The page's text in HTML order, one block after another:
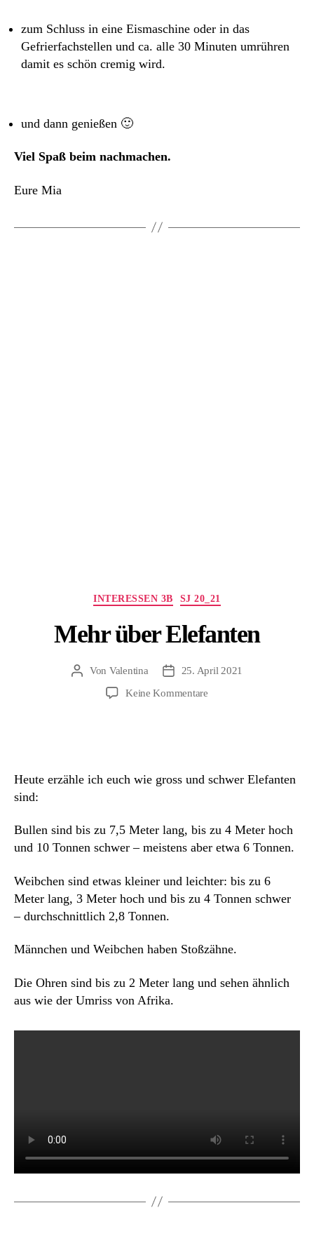
zum Schluss in eine Eismaschine oder in das
Gefrierfachstellen und ca. alle 30 Minuten umrühren
damit es schön cremig wird.
und dann genießen 🙂
Viel Spaß beim nachmachen.
Eure Mia
Kategorien
INTERESSEN 3B SJ 20_21
Mehr über Elefanten
Beitragsautor
Von Valentina Beitragsdatum
25. April 2021
Keine Kommentarezu
Heute erzähle ich euch wie gross und schwer Elefanten
sind:
Bullen sind bis zu 7,5 Meter lang, bis zu 4 Meter hoch
und 10 Tonnen schwer – meistens aber etwa 6 Tonnen.
Weibchen sind etwas kleiner und leichter: bis zu 6
Meter lang, 3 Meter hoch und bis zu 4 Tonnen schwer
– durchschnittlich 2,8 Tonnen.
Männchen und Weibchen haben Stoßzähne.
Die Ohren sind bis zu 2 Meter lang und sehen ähnlich
aus wie der Umriss von Afrika.